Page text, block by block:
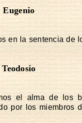
Eugenio
en la sentencia de
Teodosio
el alma de los
por los miembros